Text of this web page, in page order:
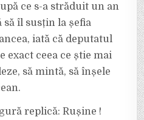
ce s-a străduit un an
să îl susțin la șefia
iată că deputatul
exact ceea ce știe mai
să mintă, să înșele
replică: Rușine !